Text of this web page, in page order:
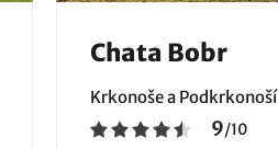
Chata Bobr
Krkonoše a Podkrkonoší
9/10